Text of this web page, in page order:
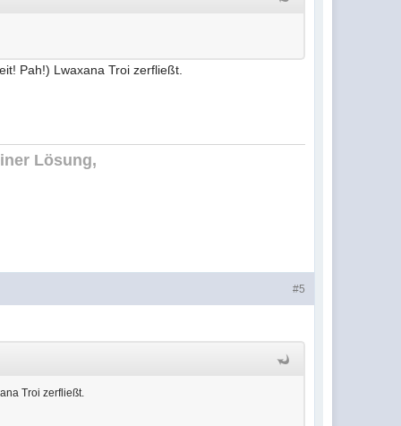
Pah!) Lwaxana Troi zerfließt.
Lösung,
#5
Troi zerfließt.